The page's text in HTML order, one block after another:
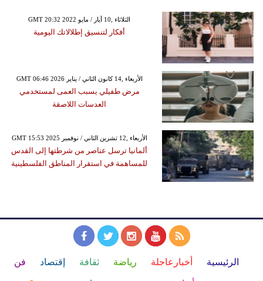
GMT 20:32 2022 الثلاثاء ,10 أيار / مايو
أفكار لتنسيق إطلالاتك اليومية
GMT 06:46 2026 الأربعاء ,14 كانون الثاني / يناير
مرض طفيلي يسبب العمى لمستخدمي
العدسات اللاصقة
GMT 15:53 2025 الأربعاء ,12 تشرين الثاني / نوفمبر
ألمانيا ترسل عناصر من شرطتها إلى القدس
للمساهمة في استقرار المناطق الفلسطينية
الرئيسية أخبارعاجلة رياضة ثقافة إقتصاد فن